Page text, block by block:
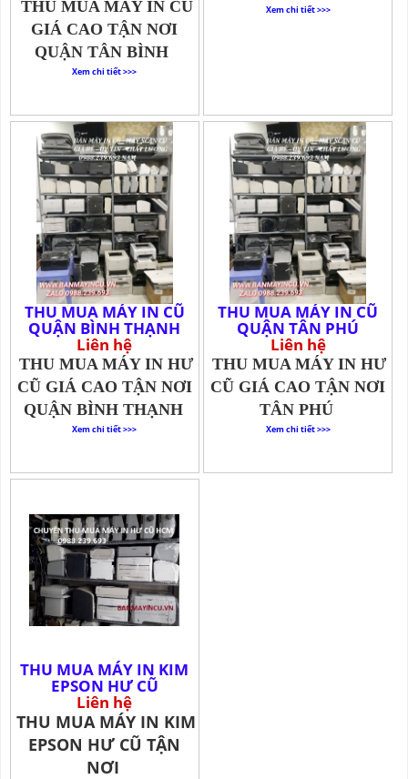
THU MUA MÁY IN CŨ
GIÁ CAO TẬN NƠI
QUẬN TÂN BÌNH
Xem chi tiết >>>
Xem chi tiết >>>
THU MUA MÁY IN CŨ
QUẬN BÌNH THẠNH
Liên hệ
THU MUA MÁY IN HƯ
CŨ GIÁ CAO TẬN NƠI
QUẬN BÌNH THẠNH
Xem chi tiết >>>
THU MUA MÁY IN CŨ
QUẬN TÂN PHÚ
Liên hệ
THU MUA MÁY IN HƯ
CŨ GIÁ CAO TẬN NƠI
TÂN PHÚ
Xem chi tiết >>>
THU MUA MÁY IN KIM
EPSON HƯ CŨ
Liên hệ
THU MUA MÁY IN KIM
EPSON HƯ CŨ TẬN
NƠI